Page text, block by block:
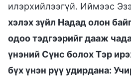
илэрхийлээгүй. Иймээс
хэлэх зүйл Надад олон
одоо тэдгээрийг дааж
үнэний Сүнс болох Тэр
бүх үнэн рүү удирдана: